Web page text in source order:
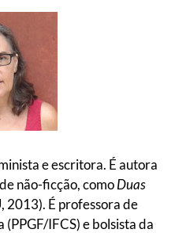
e escritora. É autora
não-ficção, comoDuas
2013). É professora de
IFCS) e bolsista da